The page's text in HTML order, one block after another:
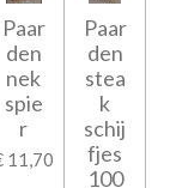
Paar
den
nek
spie
r
11,70
Paar
den
stea
k
schij
fjes
100